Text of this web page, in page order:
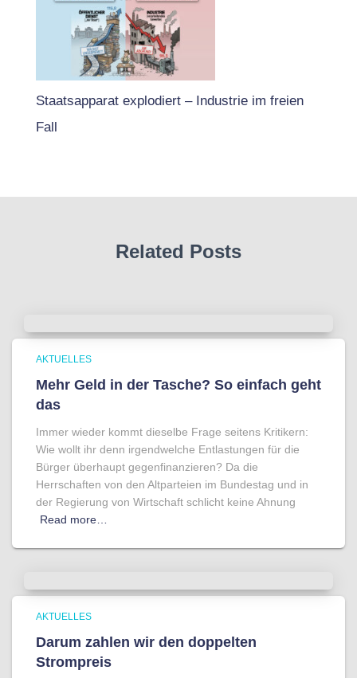
Staatsapparat explodiert – Industrie im freien
Fall
Related Posts
AKTUELLES
Mehr Geld in der Tasche? So einfach geht
das
Immer wieder kommt dieselbe Frage seitens Kritikern:
Wie wollt ihr denn irgendwelche Entlastungen für die
Bürger überhaupt gegenfinanzieren? Da die
Herrschaften von den Altparteien im Bundestag und in
der Regierung von Wirtschaft schlicht keine Ahnung
Read more…
AKTUELLES
Darum zahlen wir den doppelten
Strompreis